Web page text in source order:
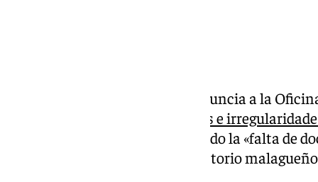
Con Málaga ha elevado una denuncia a la
posible «conflicto de intereses e
formación política ha denunciado la «falta de
el equipo de gobierno del Consistorio